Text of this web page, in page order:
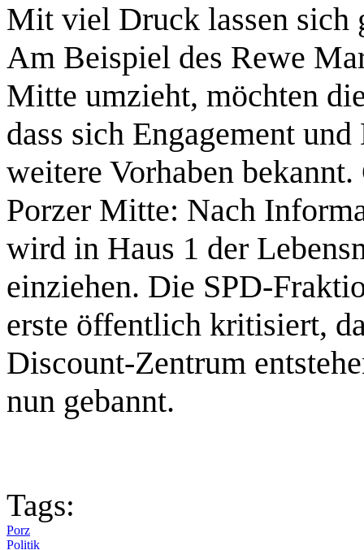
Mit viel Druck lassen sich
Am Beispiel des Rewe
Mitte umzieht, möchten
dass sich Engagement
weitere Vorhaben
Porzer Mitte: Nach
wird in Haus 1 der
einziehen. Die SPD-
erste öffentlich kritisiert,
Discount-Zentrum
nun gebannt.
Tags:
Porz
Politik